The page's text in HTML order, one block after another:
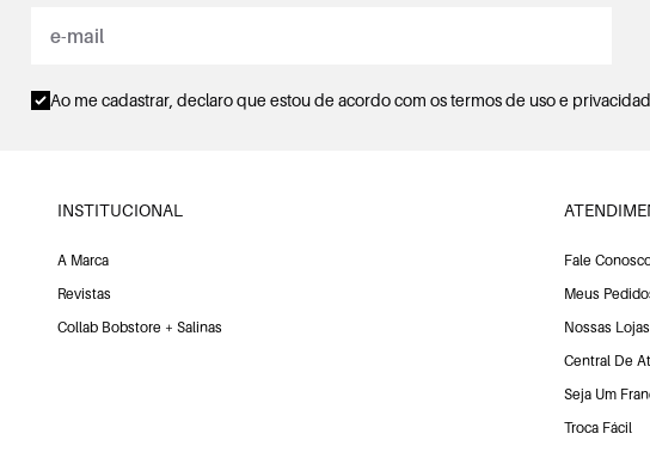
Ao me cadastrar, declaro que estou de acordo com ostermos de uso e
INSTITUCIONAL
A Marca
Revistas
Collab Bobstore + Salinas
Fale
Meus
Nossas Lojas
Central De
Seja Um
Troca Fácil